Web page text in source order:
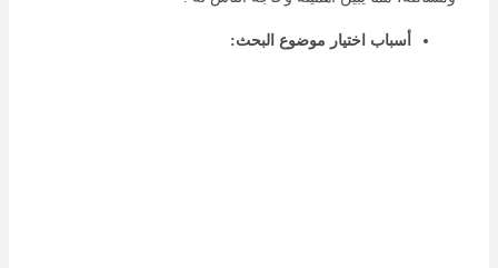
أسباب اختيار موضوع البحث: